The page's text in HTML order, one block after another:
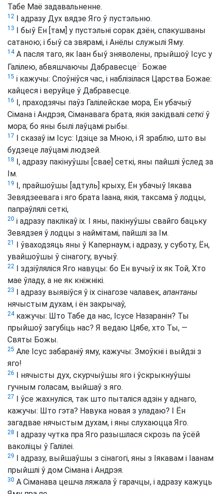
Табе Маё задавальненне.
12 І адразу Дух вядзе Яго ў пустэльню.
13 І быў Ён [там] у пустэльні сорак дзён, спакушваны
сатаною; і быў са звярамі, і Анёлы служылі Яму.
14А пасля таго, як Іаан быў зняволены, прыйшоў Ісус у
Галілею, абвяшчаючы Дабравесце2 Божае
15 і кажучы: Споўніўся час, і наблізілася Царства Божае:
кайцеся і веруйце ў Дабравесце.
16 І, праходзячы паўз Галілейскае мора, Ён убачыў
Сімана і Андрэя, Сіманавага брата, якія закідвалі сеткі ў
мора; бо яны былі лаўцамі рыбы.
17 І сказаў ім Ісус: Ідзіце за Мною, і Я зраблю, што вы
будзеце лаўцамі людзей.
18 І, адразу пакінуўшы [свае] сеткі, яны пайшлі ўслед за
Ім.
19 І, прайшоўшы [адтуль] крыху, Ён убачыў Іякава
Зевядзеевага і яго брата Іаана, якія, таксама ў лодцы,
папраўлялі сеткі,
20 і адразу паклікаў іх. І яны, пакінуўшы свайго бацьку
Зевядзея ў лодцы з наймітамі, пайшлі за Ім.
21 І ўваходзяць яны ў Капернаум; і адразу, у суботу, Ён,
увайшоўшы ў сінагогу, вучыў.
22 І здзіўляліся Яго навуцы: бо Ён вучыў іх як Той, Хто
мае ўладу, а не як кніжнікі.
23 І адразу выявіўся ў іх сінагозе чалавек, апантаны
нячыстым духам, і ён закрычаў,
24кажучы: Што Табе да нас, Ісусе Назаранін? Ты
прыйшоў загубіць нас? Я ведаю Цябе, хто Ты, —
Святы Божы.
25 Але Ісус забараніў яму, кажучы: Змоўкні і выйдзі з
яго!
26 І нячысты дух, скурчыўшы яго і ўскрыкнуўшы
гучным голасам, выйшаў з яго.
27 І ўсе жахнуліся, так што пыталіся адзін у аднаго,
кажучы: Што гэта? Навука новая з уладаю? І Ён
загадвае нячыстым духам, і яны слухаюцца Яго.
28 І адразу чутка пра Яго разышлася скрозь па ўсёй
ваколіцы ў Галілеі.
29 І адразу, выйшаўшы з сінагогі, яны з Іякавам і Іаанам
прыйшлі ў дом Сімана і Андрэя.
30 А Сіманава цешча ляжала ў гарачцы, і адразу кажуць